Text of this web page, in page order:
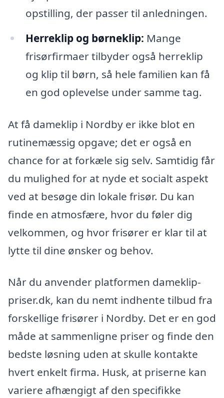
opstilling, der passer til anledningen.
Herreklip og børneklip: Mange
frisørfirmaer tilbyder også herreklip
og klip til børn, så hele familien kan få
en god oplevelse under samme tag.
At få dameklip i Nordby er ikke blot en
rutinemæssig opgave; det er også en
chance for at forkæle sig selv. Samtidig får
du mulighed for at nyde et socialt aspekt
ved at besøge din lokale frisør. Du kan
finde en atmosfære, hvor du føler dig
velkommen, og hvor frisører er klar til at
lytte til dine ønsker og behov.
Når du anvender platformen dameklip-
priser.dk, kan du nemt indhente tilbud fra
forskellige frisører i Nordby. Det er en god
måde at sammenligne priser og finde den
bedste løsning uden at skulle kontakte
hvert enkelt firma. Husk, at priserne kan
variere afhængigt af den specifikke